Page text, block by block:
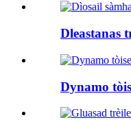
Dleastanas
Dynamo